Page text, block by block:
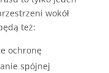
wokół
też:
ochronę
spójnej